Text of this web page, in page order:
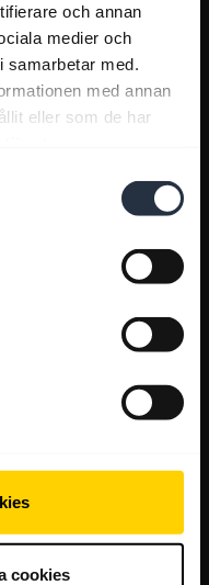
och annan
medier och
med.
med annan
eller som de har
cookies